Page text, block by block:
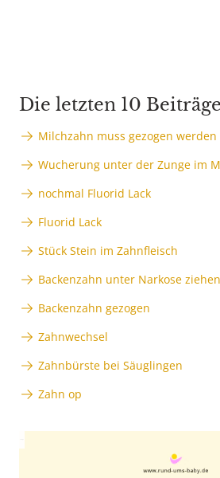
Die letzten 10 Beiträge
Milchzahn muss gezogen werden
Wucherung unter der Zunge im
nochmal Fluorid Lack
Fluorid Lack
Stück Stein im Zahnfleisch
Backenzahn unter Narkose
Backenzahn gezogen
Zahnwechsel
Zahnbürste bei Säuglingen
Zahn op